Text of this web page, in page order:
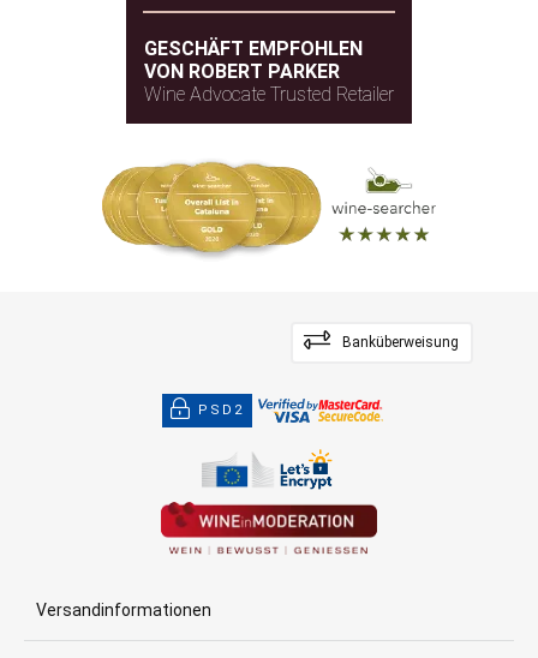
GESCHÄFT EMPFOHLEN
VON ROBERT PARKER
Wine Advocate Trusted Retailer
Banküberweisung
PSD2
Versandinformationen